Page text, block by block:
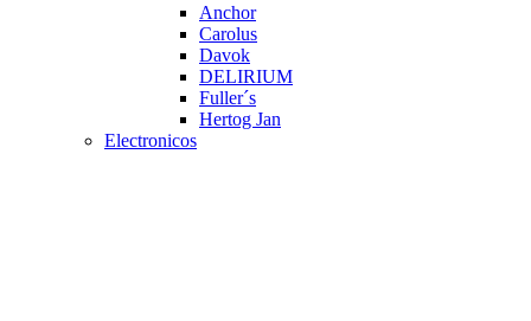
Anchor
Carolus
Davok
DELIRIUM
Fuller´s
Hertog Jan
Electronicos